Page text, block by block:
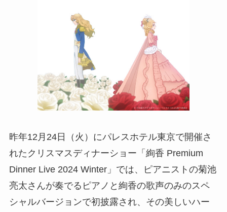
昨年12月24日（火）にパレスホテル東京で開催さ
れたクリスマスディナーショー「絢香 Premium
Dinner Live 2024 Winter」では、ピアニストの菊池
亮太さんが奏でるピアノと絢香の歌声のみのスペ
シャルバージョンで初披露され、その美しいハー